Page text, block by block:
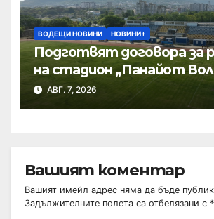
ВОДЕЩИ НОВИНИ НОВИНИ+
Подготвят договора за
на стадион „Панайот
АВГ. 7, 2026
Вашият коментар
Вашият имейл адрес няма да бъде
Задължителните полета са отбелязани с *